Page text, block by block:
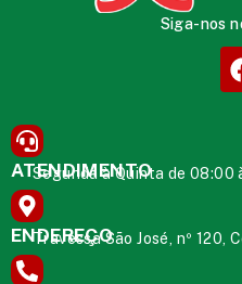
Siga-nos
ATENDIMENTO
Segunda à Quinta de 08:00
ENDEREÇO
Travessa São José, nº 120,